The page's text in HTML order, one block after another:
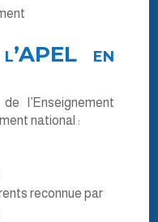
en
l’Enseignement
national :
reconnue par